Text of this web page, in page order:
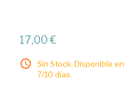
17,00 €
Sin Stock. Disponible en
7/10 días.